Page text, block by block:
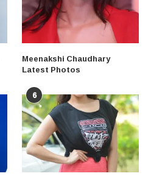
Meenakshi Chaudhary
Latest Photos
6